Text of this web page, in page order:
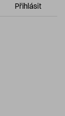
Přihlásit